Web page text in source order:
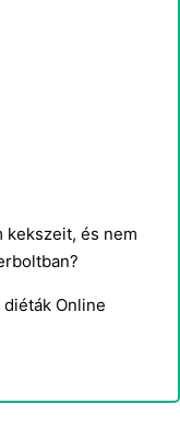
kekszeit, és nem
Online